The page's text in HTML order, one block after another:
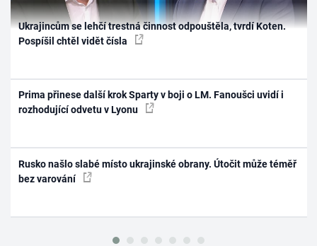
Ukrajincům se lehčí trestná činnost odpouštěla, tvrdí Koten.
Pospíšil chtěl vidět čísla
Prima přinese další krok Sparty v boji o LM. Fanoušci uvidí i
rozhodující odvetu v Lyonu
Rusko našlo slabé místo ukrajinské obrany. Útočit může téměř
bez varování